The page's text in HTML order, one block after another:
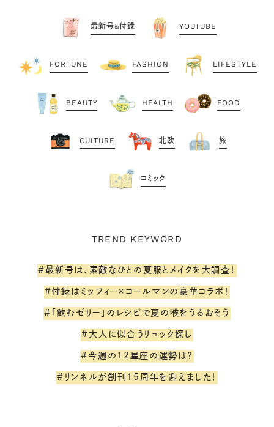
最新号&付録 YOUTUBE
FORTUNE FASHION LIFESTYLE
BEAUTY HEALTH FOOD
CULTURE 北欧 旅
コミック
TREND KEYWORD
#最新号は、素敵なひとの夏服とメイクを大調査！
#付録はミッフィー×コールマンの豪華コラボ！
#「飲むゼリー」のレシピで夏の喉をうるおそう
#大人に似合うリュック探し
#今週の12星座の運勢は？
#リンネルが創刊15周年を迎えました！